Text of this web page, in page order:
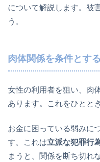
について解説します。被
う。
肉体関係を条件とす
女性の利用者を狙い、肉
あります。これをひとと
お金に困っている弱みに
す。これは立派な犯罪行
まうと、関係を断ち切れ